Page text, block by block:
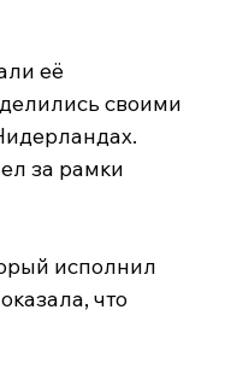
её
своими
за рамки
исполнил
что